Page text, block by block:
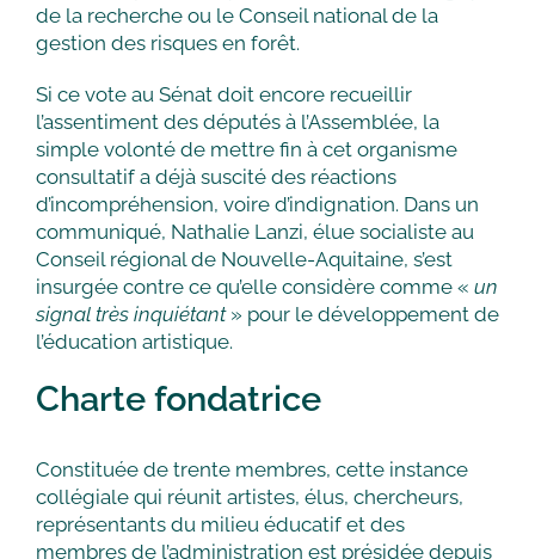
de la recherche ou le Conseil national de la
gestion des risques en forêt.
Si ce vote au Sénat doit encore recueillir
l’assentiment des députés à l’Assemblée, la
simple volonté de mettre fin à cet organisme
consultatif a déjà suscité des réactions
d’incompréhension, voire d’indignation. Dans un
communiqué, Nathalie Lanzi, élue socialiste au
Conseil régional de Nouvelle-Aquitaine, s’est
insurgée contre ce qu’elle considère comme « un
signal très inquiétant» pour le développement de
l’éducation artistique.
Charte fondatrice
Constituée de trente membres, cette instance
collégiale qui réunit artistes, élus, chercheurs,
représentants du milieu éducatif et des
membres de l’administration est présidée depuis